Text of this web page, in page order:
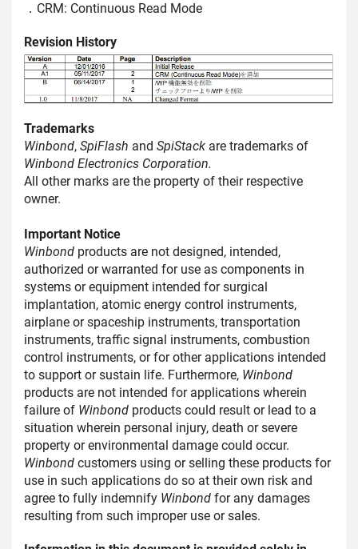
．CRM: Continuous Read Mode
Revision History
Trademarks
Winbond, SpiFlash and SpiStack are trademarks of
Winbond Electronics Corporation.
All other marks are the property of their respective
owner.
Important Notice
Winbond products are not designed, intended,
authorized or warranted for use as components in
systems or equipment intended for surgical
implantation, atomic energy control instruments,
airplane or spaceship instruments, transportation
instruments, traffic signal instruments, combustion
control instruments, or for other applications intended
to support or sustain life. Furthermore, Winbond
products are not intended for applications wherein
failure of Winbond products could result or lead to a
situation wherein personal injury, death or severe
property or environmental damage could occur.
Winbond customers using or selling these products for
use in such applications do so at their own risk and
agree to fully indemnify Winbond for any damages
resulting from such improper use or sales.